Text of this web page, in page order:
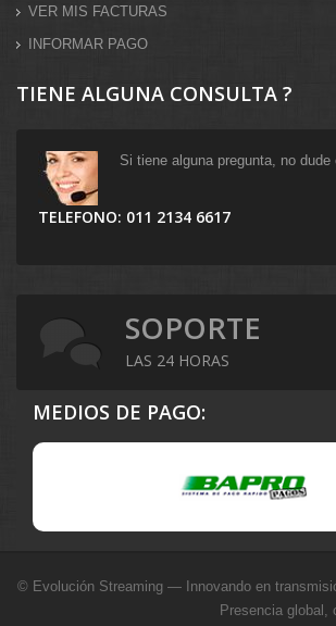
VER MIS FACTURAS
INFORMAR PAGO
TIENE ALGUNA CONSULTA ?
Si tiene alguna pregunta, no dude
TELEFONO: 011 2134 6617
SOPORTE
LAS 24 HORAS
MEDIOS DE PAGO:
© Evolución Streaming — Innovando en
Presencia global,